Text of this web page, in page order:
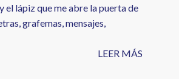
el lápiz que me abre la puerta de
grafemas, mensajes,
LEER MÁS